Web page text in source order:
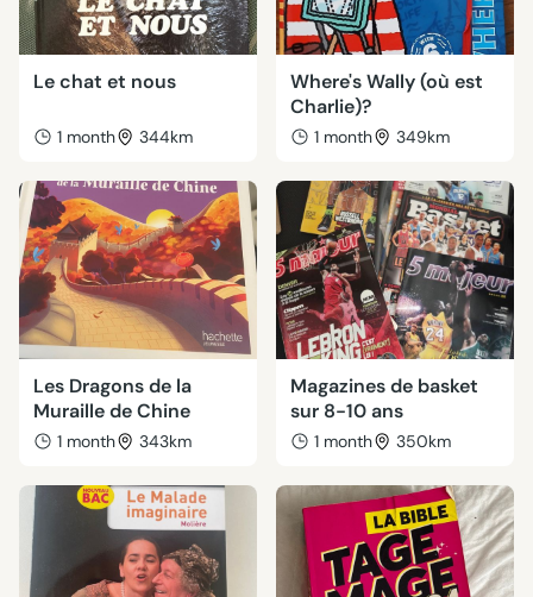
Le chat et nous
1 month 344km
Where's Wally (où est
Charlie)?
1 month 349km
Les Dragons de la
Muraille de Chine
1 month 343km
Magazines de basket
sur 8-10 ans
1 month 350km